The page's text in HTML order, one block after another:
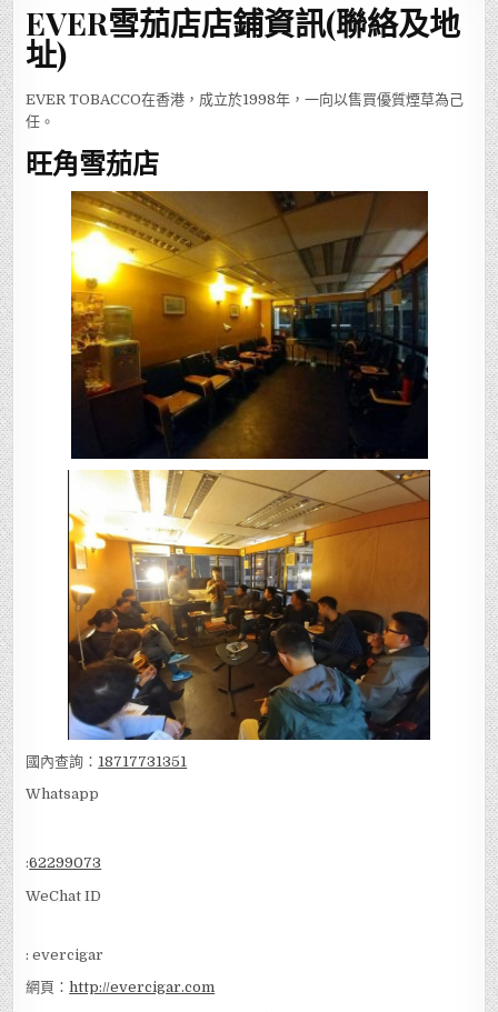
EVER雪茄店店鋪資訊(聯絡及地
址)
EVER TOBACCO在香港，成立於1998年，一向以售買優質煙草為己
任。
旺角雪茄店
國內查詢： 18717731351
Whatsapp
WeChat ID